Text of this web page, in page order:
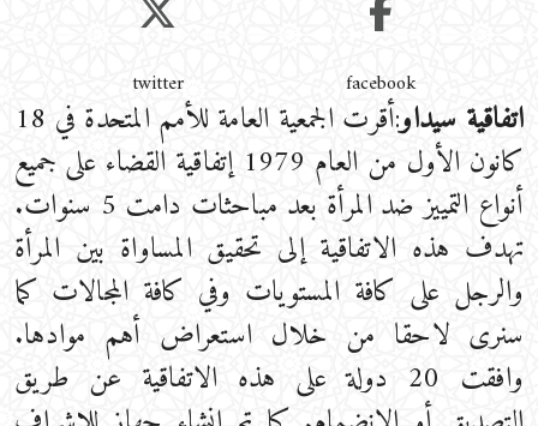
facebook
twitter
اتفاقية سيداو
:أقرت الجمعية العامة للأمم المتحدة في 18
كانون الأول من العام 1979 إتفاقية القضاء على جميع
أنواع التمييز ضد المرأة بعد مباحثات دامت 5 سنوات.
تهدف هذه الاتفاقية إلى تحقيق المساواة بين المرأة
والرجل على كافة المستويات وفي كافة المجالات كما
سنرى لاحقا من خلال استعراض أهم موادها.
وافقت 20 دولة على هذه الاتفاقية عن طريق